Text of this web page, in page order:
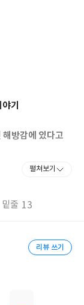
기
해방감에 있다고
수현(소설가, 번
를 확정 짓고, 장
활발한 활동을 펼
자의 말을 듣지 않
자를 피하여 고택
교의 금기를 어
펼쳐보기
밑줄 13
리뷰 쓰기